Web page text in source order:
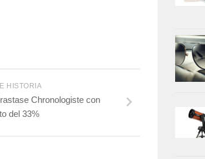
HISTORIA
Chronologiste con
del 33%